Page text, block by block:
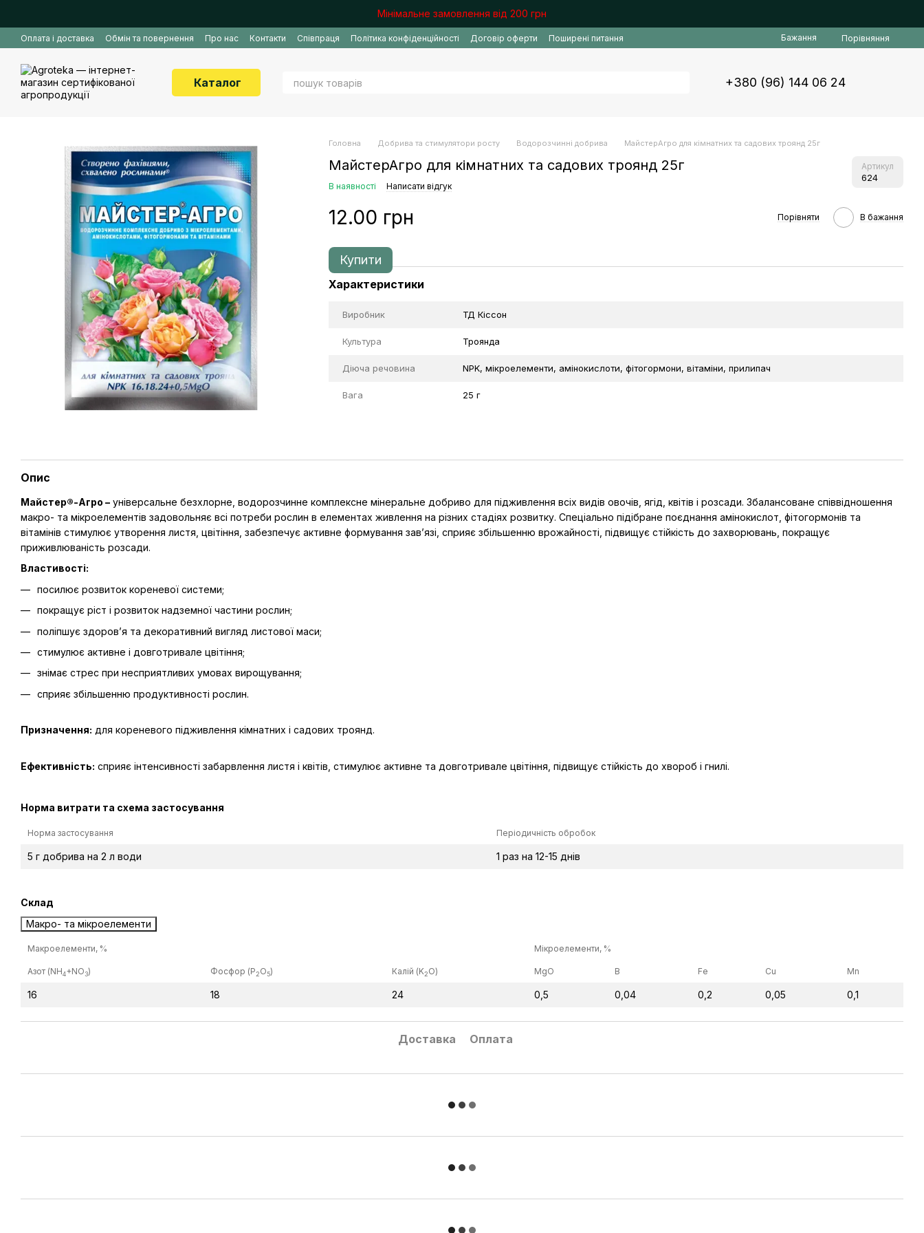
Мінімальне замовлення від 200 грн
Оплата і доставка Обмін та повернення Про нас Контакти Співпраця Політика конфіденційності Договір оферти Поширені питання Бажання Порівняння
Каталог +380 (96) 144 06 24
Головна Добрива та стимулятори росту Водорозчинні добрива МайстерАгро для кімнатних та садових троянд 25г
МайстерАгро для кімнатних та садових троянд 25г Артикул
624
В наявності Написати відгук
12.00 грн Порівняти В бажання
Купити
Характеристики
Виробник ТД Кіссон
Культура Троянда
Діюча речовина NPK, мікроелементи, амінокислоти, фітогормони, вітаміни, прилипач
Вага 25 г
Опис
Майстер®-Агро – універсальне безхлорне, водорозчинне комплексне мінеральне добриво для підживлення всіх видів овочів, ягід, квітів і розсади. Збалансоване співвідношення
макро- та мікроелементів задовольняє всі потреби рослин в елементах живлення на різних стадіях розвитку. Спеціально підібране поєднання амінокислот, фітогормонів та
вітамінів стимулює утворення листя, цвітіння, забезпечує активне формування зав’язі, сприяє збільшенню врожайності, підвищує стійкість до захворювань, покращує
приживлюваність розсади.
Властивості:
посилює розвиток кореневої системи;
покращує ріст і розвиток надземної частини рослин;
поліпшує здоров’я та декоративний вигляд листової маси;
стимулює активне і довготривале цвітіння;
знімає стрес при несприятливих умовах вирощування;
сприяє збільшенню продуктивності рослин.
Призначення: для кореневого підживлення кімнатних і садових троянд.
Ефективність: сприяє інтенсивності забарвлення листя і квітів, стимулює активне та довготривале цвітіння, підвищує стійкість до хвороб і гнилі.
Норма витрати та схема застосування
Норма застосування Періодичність обробок
5 г добрива на 2 л води 1 раз на 12-15 днів
Склад
Макро- та мікроелементи
Макроелементи, % Мікроелементи, %
Азот (NH4+NO3) Фосфор (P2O5) Калій (K2O) MgO B Fe Cu Mn
16 18 24 0,5 0,04 0,2 0,05 0,1
Доставка Оплата